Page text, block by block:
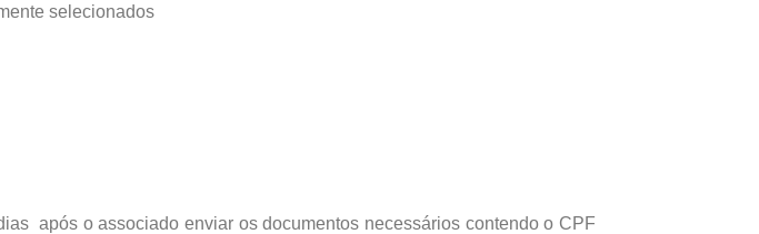
selecionados
após o associado enviar os documentos necessários contendo o CPF